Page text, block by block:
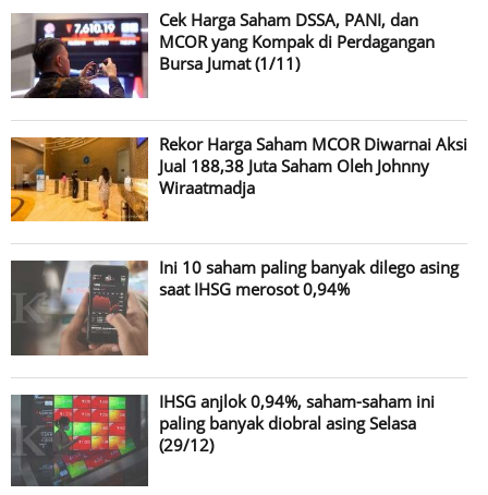
Cek Harga Saham DSSA, PANI, dan
MCOR yang Kompak di Perdagangan
Bursa Jumat (1/11)
Rekor Harga Saham MCOR Diwarnai Aksi
Jual 188,38 Juta Saham Oleh Johnny
Wiraatmadja
Ini 10 saham paling banyak dilego asing
saat IHSG merosot 0,94%
IHSG anjlok 0,94%, saham-saham ini
paling banyak diobral asing Selasa
(29/12)